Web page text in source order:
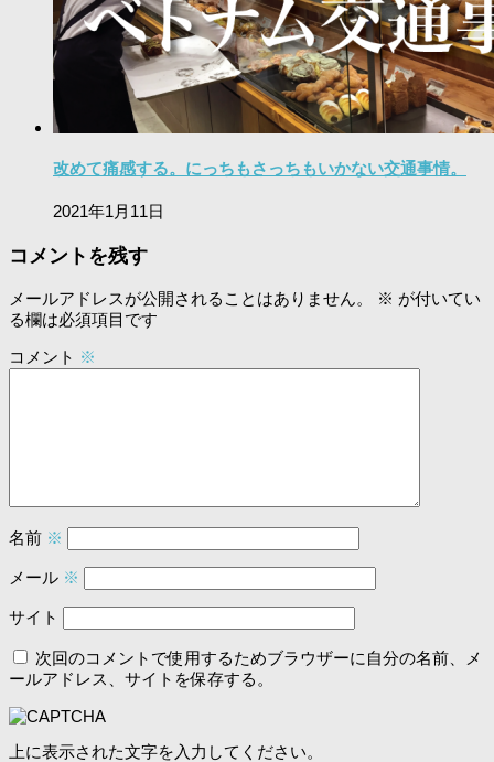
改めて痛感する。にっちもさっちもいかない交通事情。
2021年1月11日
コメントを残す
メールアドレスが公開されることはありません。 ※ が付いてい
る欄は必須項目です
コメント ※
名前 ※
メール ※
サイト
次回のコメントで使用するためブラウザーに自分の名前、メ
ールアドレス、サイトを保存する。
上に表示された文字を入力してください。